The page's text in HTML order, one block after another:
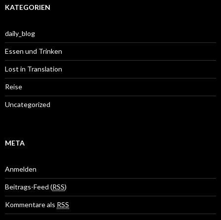
KATEGORIEN
daily_blog
Essen und Trinken
Lost in Translation
Reise
Uncategorized
META
Anmelden
Beitrags-Feed (RSS)
Kommentare als RSS